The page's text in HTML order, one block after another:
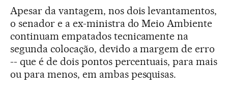
Apesar da vantagem, nos dois levantamentos,
o senador e a ex-ministra do Meio Ambiente
continuam empatados tecnicamente na
segunda colocação, devido a margem de erro
-- que é de dois pontos percentuais, para mais
ou para menos, em ambas pesquisas.